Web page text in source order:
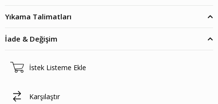
Yıkama Talimatları
İade & Değişim
İstek Listeme Ekle
Karşılaştır